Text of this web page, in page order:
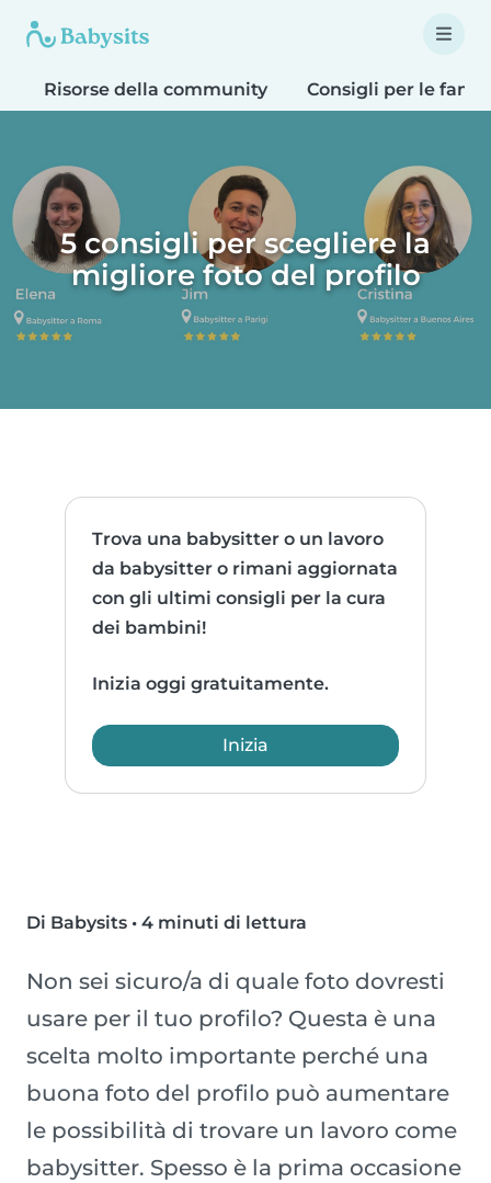
Risorse della community Consigli per le
5 consigli per scegliere la
migliore foto del profilo
Trova una babysitter o un lavoro
da babysitter o rimani aggiornata
con gli ultimi consigli per la cura
dei bambini!
Inizia oggi gratuitamente.
Inizia
Di Babysits • 4 minuti di lettura
Non sei sicuro/a di quale foto dovresti
usare per il tuo profilo? Questa è una
scelta molto importante perché una
buona foto del profilo può aumentare
le possibilità di trovare un lavoro come
babysitter. Spesso è la prima occasione